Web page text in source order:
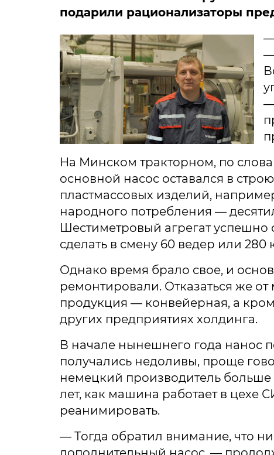
подарили рационализаторы
—
—
—
На Минском тракторном, по
основной насос оставался в
пластмассовых изделий,
народного потребления —
Шестиметровый агрегат успешно
сделать в смену 60 ведер или 280
Однако время брало свое, и
ремонтировали. Отказаться же
продукция — конвейерная, а
других предприятиях холдинга.
В начале нынешнего года нанос
получались недоливы, проще
немецкий производитель больше
лет, как машина работает в цехе
реанимировать.
— Тогда обратил внимание, что